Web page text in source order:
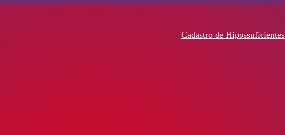
Cadastro de Hipossuficientes